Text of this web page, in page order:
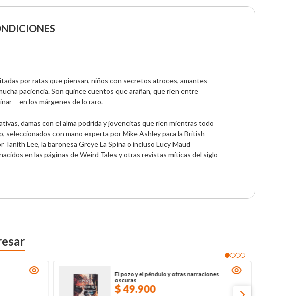
por ratas que piensan, niños con secretos atroces, amantes
paciencia. Son quince cuentos que arañan, que ríen entre
en los márgenes de lo raro.
damas con el alma podrida y jovencitas que ríen mientras todo
seleccionados con mano experta por Mike Ashley para la British
Lee, la baronesa Greye La Spina o incluso Lucy Maud
en las páginas de Weird Tales y otras revistas míticas del siglo
El pozo y el péndulo y otras narraciones
oscuras
$49.900